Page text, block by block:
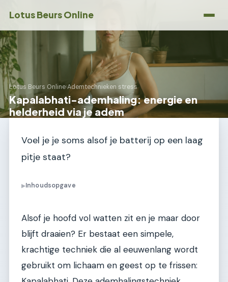
Lotus Beurs Online
Lotus Beurs Online›Ademtechnieken stress
Kapalabhati-ademhaling: energie en
helderheid via je adem
Voel je je soms alsof je batterij op een laag
pitje staat?
▶Inhoudsopgave
Alsof je hoofd vol watten zit en je maar door
blijft draaien? Er bestaat een simpele,
krachtige techniek die al eeuwenlang wordt
gebruikt om lichaam en geest op te frissen: